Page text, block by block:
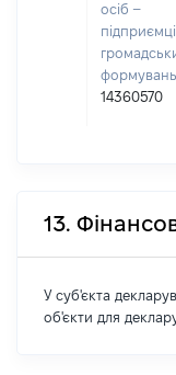
осіб –
14360570
13.
У суб'єкта
об'єкти для